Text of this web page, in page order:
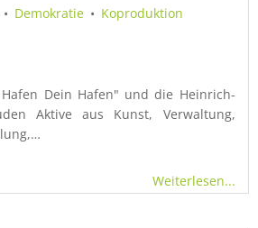
• Demokratie • Koproduktion
Dein Hafen" und die Heinrich-
Aktive aus Kunst, Verwaltung,
Weiterlesen...